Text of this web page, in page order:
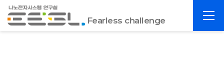
포
항
Fearless challenge
전